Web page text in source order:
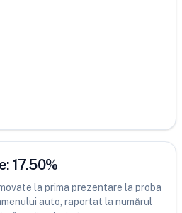
17.50%
la prima prezentare la proba
auto, raportat la numărul